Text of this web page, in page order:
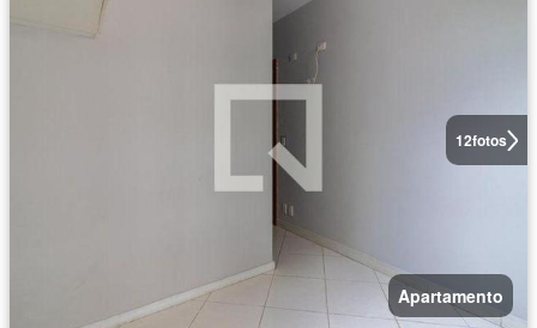
12fotos
Apartamento